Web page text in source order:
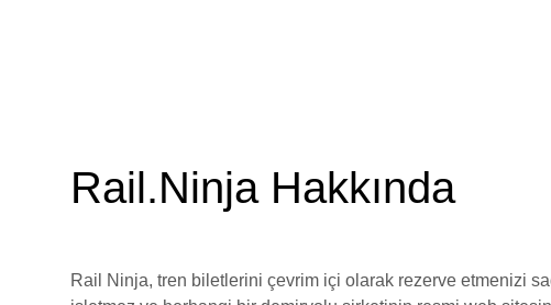
Rail.Ninja Hakkında
Rail Ninja, tren biletlerini çevrim içi olarak rezerve etmenizi